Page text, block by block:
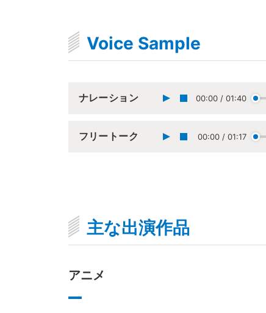
Voice Sample
ナレーション 00:00 / 01:40
フリートーク 00:00 / 01:17
主な出演作品
アニメ